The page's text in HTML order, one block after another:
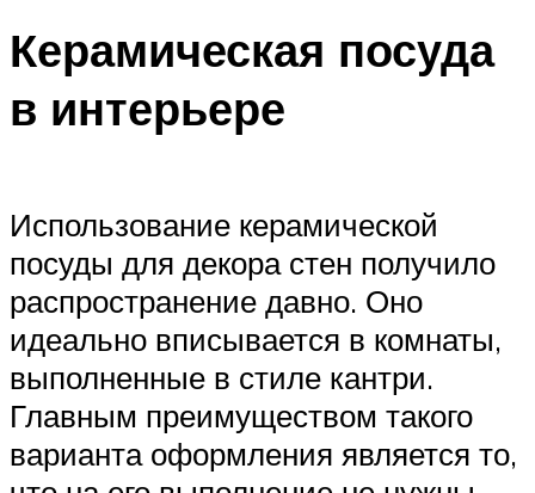
Керамическая посуда
в интерьере
Использование керамической
посуды для декора стен получило
распространение давно. Оно
идеально вписывается в комнаты,
выполненные в стиле кантри.
Главным преимуществом такого
варианта оформления является то,